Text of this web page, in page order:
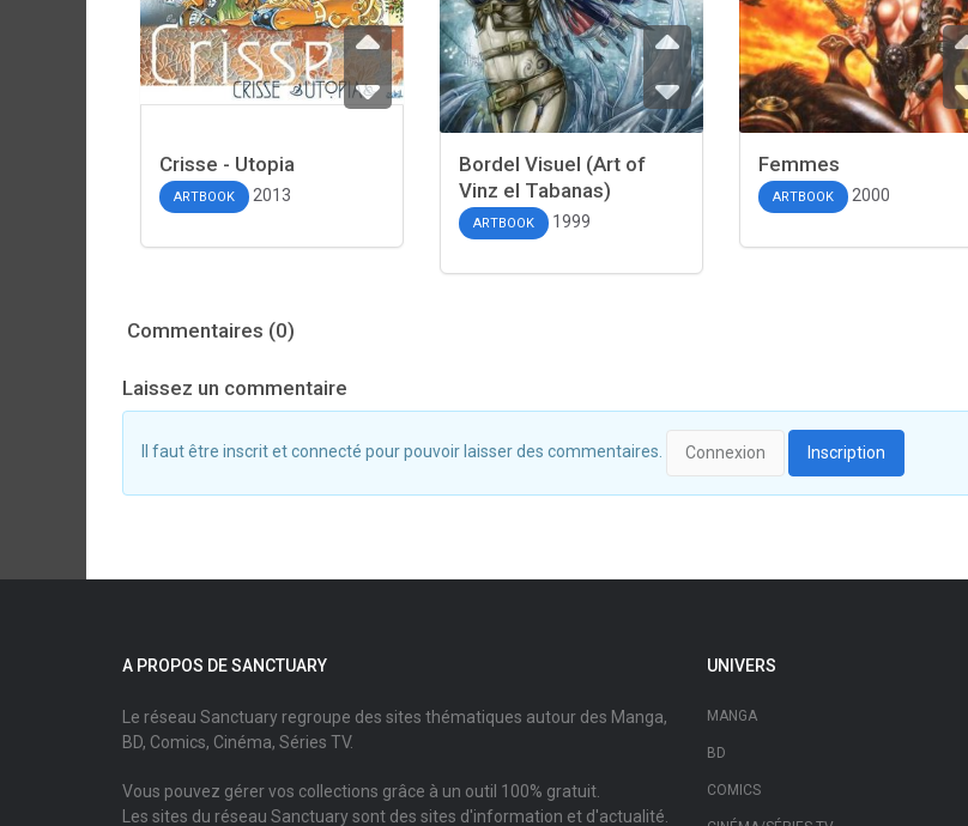
Crisse - Utopia
ARTBOOK 2013
Bordel Visuel (Art of
Vinz el Tabanas)
ARTBOOK 1999
Femmes
ARTBOOK 2000
Commentaires (0)
Laissez un commentaire
Il faut être inscrit et connecté pour pouvoir laisser des commentaires. Connexion Inscription
A PROPOS DE SANCTUARY
Le réseau Sanctuary regroupe des sites thématiques autour des Manga,
BD, Comics, Cinéma, Séries TV.
Vous pouvez gérer vos collections grâce à un outil 100% gratuit.
Les sites du réseau Sanctuary sont des sites d'information et d'actualité.
UNIVERS
MANGA
BD
COMICS